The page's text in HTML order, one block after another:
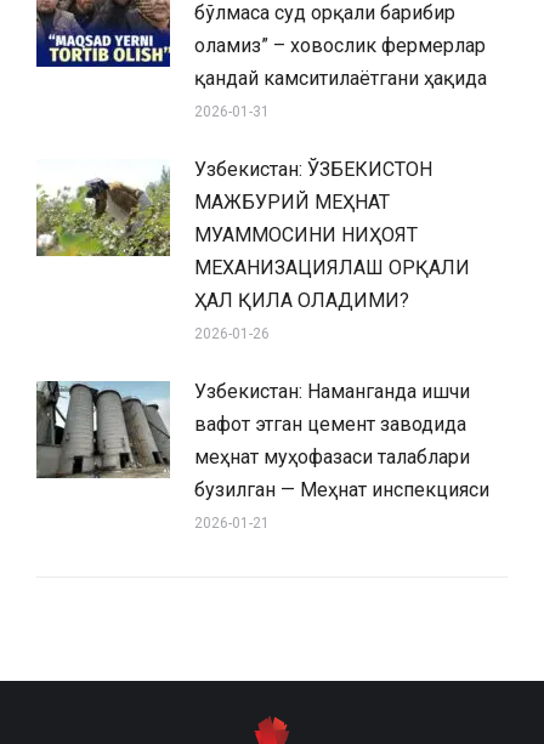
бўлмаса суд орқали барибир
оламиз” – ховослик фермерлар
қандай камситилаётгани ҳақида
2026-01-31
Узбекистан: ЎЗБЕКИСТОН
МАЖБУРИЙ МЕҲНАТ
МУАММОСИНИ НИҲОЯТ
МЕХАНИЗАЦИЯЛАШ ОРҚАЛИ
ҲАЛ ҚИЛА ОЛАДИМИ?
2026-01-26
Узбекистан: Наманганда ишчи
вафот этган цемент заводида
меҳнат муҳофазаси талаблари
бузилган — Меҳнат инспекцияси
2026-01-21